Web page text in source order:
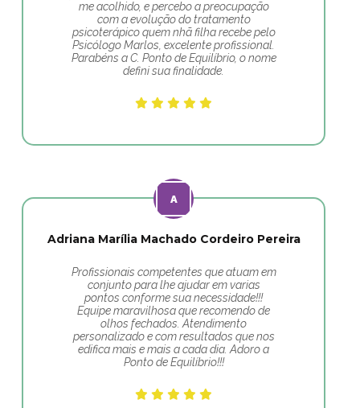
me acolhido, e percebo a preocupação
com a evolução do tratamento
psicoterápico quem nhã filha recebe pelo
Psicólogo Marlos, excelente profissional.
Parabéns a C. Ponto de Equilíbrio, o nome
defini sua finalidade.
Adriana Marília Machado Cordeiro Pereira
Profissionais competentes que atuam em
conjunto para lhe ajudar em varias
pontos conforme sua necessidade!!!
Equipe maravilhosa que recomendo de
olhos fechados. Atendimento
personalizado e com resultados que nos
edifica mais e mais a cada dia. Adoro a
Ponto de Equilíbrio!!!